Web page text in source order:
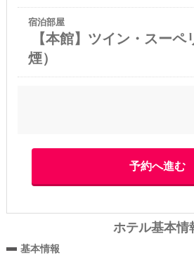
宿泊部屋
【本館】ツイン・スーペ
煙）
ホテル基本情
基本情報